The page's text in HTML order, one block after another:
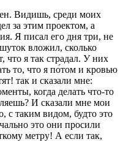
Видишь, среди моих
за этим проектом, а
Я писал его дня три, не
вложил, сколько
что я так страдал. У них
то, что я по́том и кровью
так и сказали мне:
когда делать что-то
И сказали мне мои
с таким видом, будто это
это они просили
метру! А если так,